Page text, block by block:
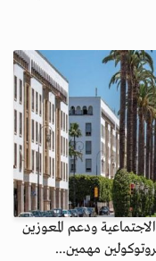
ودعم المعوزين
مهمين...